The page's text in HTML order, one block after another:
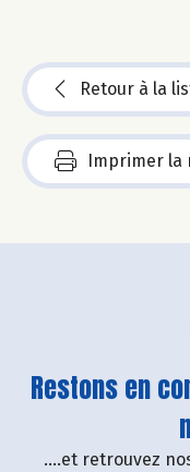
Retour à la
Imprimer la
Restons en
....et retrouvez